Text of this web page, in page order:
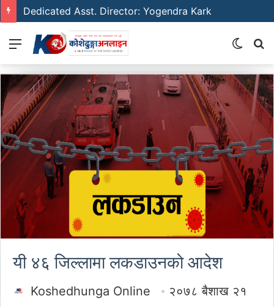
Dedicated Asst. Director: Yogendra Kark
Menu
Switch
यी ४६ जिल्लामा लकडाउनको आदेश
Koshedhunga Online २०७८ बैशाख २१